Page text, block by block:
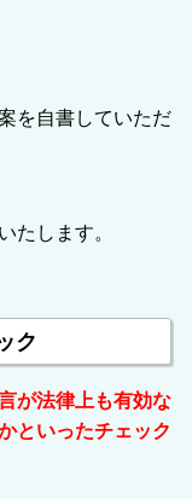
を自書していただ
たします。
ク
が法律上も有効な
といったチェック